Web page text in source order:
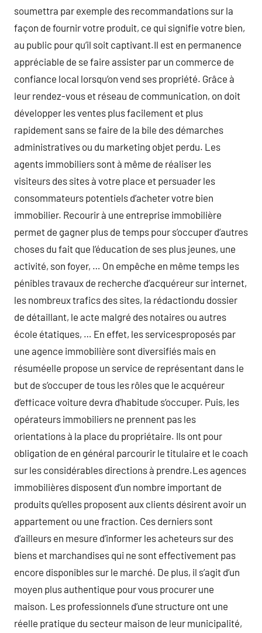
soumettra par exemple des recommandations sur la
façon de fournir votre produit, ce qui signifie votre bien,
au public pour qu’il soit captivant.Il est en permanence
appréciable de se faire assister par un commerce de
confiance local lorsqu’on vend ses propriété. Grâce à
leur rendez-vous et réseau de communication, on doit
développer les ventes plus facilement et plus
rapidement sans se faire de la bile des démarches
administratives ou du marketing objet perdu. Les
agents immobiliers sont à même de réaliser les
visiteurs des sites à votre place et persuader les
consommateurs potentiels d’acheter votre bien
immobilier. Recourir à une entreprise immobilière
permet de gagner plus de temps pour s’occuper d’autres
choses du fait que l’éducation de ses plus jeunes, une
activité, son foyer, … On empêche en même temps les
pénibles travaux de recherche d’acquéreur sur internet,
les nombreux trafics des sites, la rédactiondu dossier
de détaillant, le acte malgré des notaires ou autres
école étatiques, … En effet, les servicesproposés par
une agence immobilière sont diversifiés mais en
résuméelle propose un service de représentant dans le
but de s’occuper de tous les rôles que le acquéreur
d’efficace voiture devra d’habitude s’occuper. Puis, les
opérateurs immobiliers ne prennent pas les
orientations à la place du propriétaire. Ils ont pour
obligation de en général parcourir le titulaire et le coach
sur les considérables directions à prendre.Les agences
immobilières disposent d’un nombre important de
produits qu’elles proposent aux clients désirent avoir un
appartement ou une fraction. Ces derniers sont
d’ailleurs en mesure d’informer les acheteurs sur des
biens et marchandises qui ne sont effectivement pas
encore disponibles sur le marché. De plus, il s’agit d’un
moyen plus authentique pour vous procurer une
maison. Les professionnels d’une structure ont une
réelle pratique du secteur maison de leur municipalité,